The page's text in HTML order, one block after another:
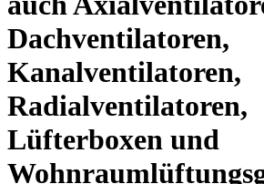
Dachventilatoren,
Kanalventilatoren,
Radialventilatoren,
Lüfterboxen und